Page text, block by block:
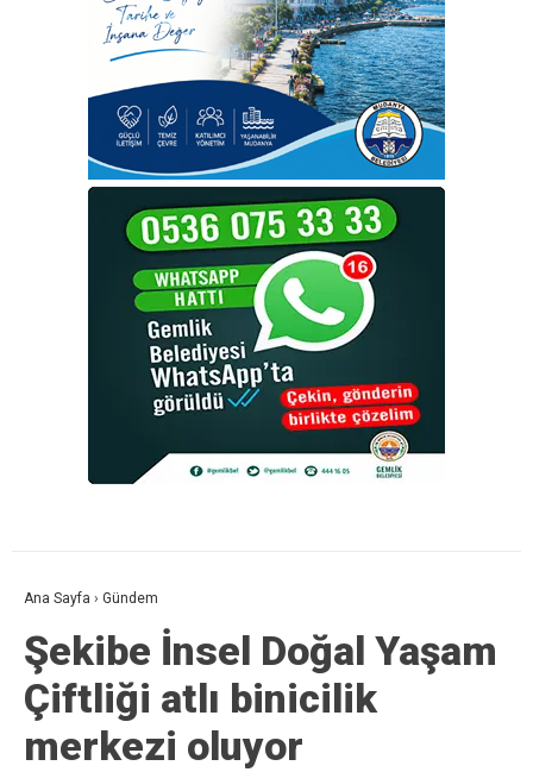
Ana Sayfa › Gündem
Şekibe İnsel Doğal Yaşam
Çiftliği atlı binicilik
merkezi oluyor